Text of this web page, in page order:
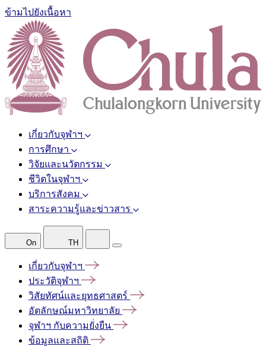
ข้ามไปยังเนื้อหา
เกี่ยวกับจุฬาฯ
การศึกษา
วิจัยและนวัตกรรม
ชีวิตในจุฬาฯ
บริการสังคม
สาระความรู้และข่าวสาร
On TH
เกี่ยวกับจุฬาฯ
ประวัติจุฬาฯ
วิสัยทัศน์และยุทธศาสตร์
อัตลักษณ์มหาวิทยาลัย
จุฬาฯ กับความยั่งยืน
ข้อมูลและสถิติ